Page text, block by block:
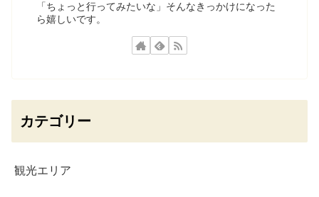
「ちょっと行ってみたいな」そんなきっかけになった
ら嬉しいです。
カテゴリー
観光エリア